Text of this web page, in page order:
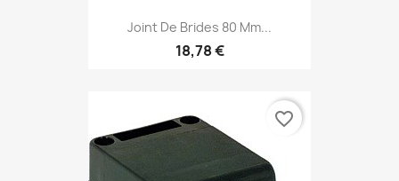
Joint De Brides 80 Mm...
18,78 €
favorite_border